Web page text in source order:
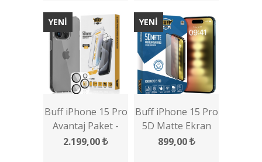
YENİ
Buff iPhone 15 Pro
Avantaj Paket -
Şeffaf Kılıf + Ekran
2.199,00
YENİ
Buff iPhone 15 Pro
5D Matte Ekran
Koruyucu
899,00